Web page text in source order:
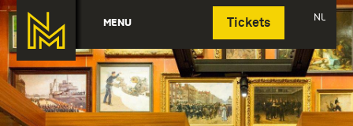
MENU Tickets NL
Deutsch